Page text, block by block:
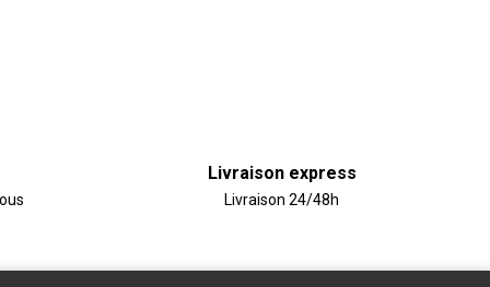
Livraison express
Livraison 24/48h